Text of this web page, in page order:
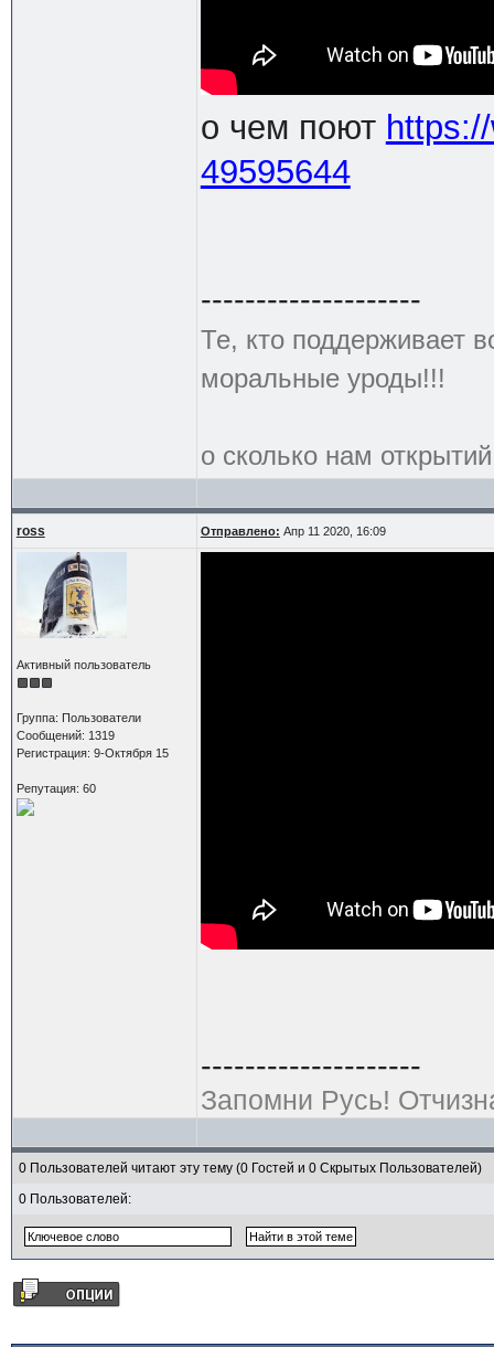
о чем поют
49595644
--------------------
Те, кто поддерживает
моральные уроды!!!
о сколько нам
ross Отправлено: Апр 11 2020, 16:09
Активный пользователь
Группа: Пользователи
Сообщений: 1319
Регистрация: 9-Октября 15
Репутация: 60
--------------------
Запомни Русь!
0 Пользователей читают эту тему (0 Гостей и 0 Скрытых Пользователей)
0 Пользователей: